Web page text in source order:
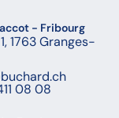
- Fribourg
1763 Granges-
08 08